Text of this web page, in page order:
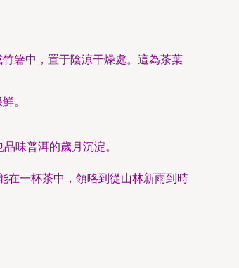
箬中，置于陰涼干燥處。這為茶葉
。
味普洱的歲月沉淀。
在一杯茶中，領略到從山林新雨到時